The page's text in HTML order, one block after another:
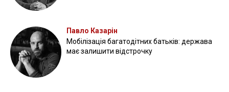
Павло Казарін
Мобілізація багатодітних батьків: держава
має залишити відстрочку